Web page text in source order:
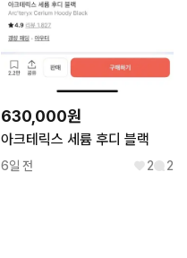
630,000원
아크테릭스 세륨 후디 블랙
6일 전 2 2